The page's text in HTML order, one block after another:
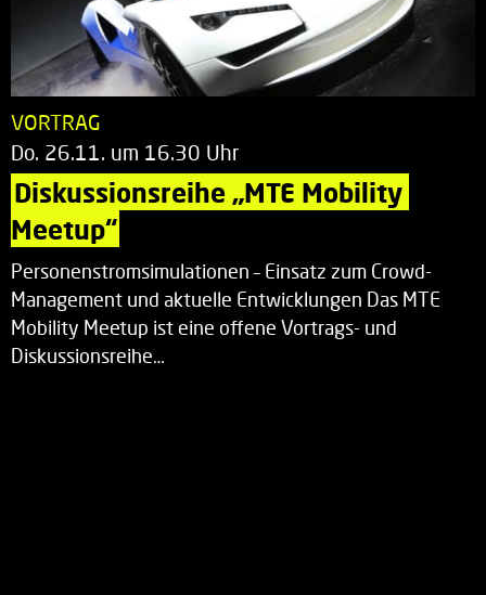
VORTRAG
Do. 26.11. um 16.30 Uhr
Diskussionsreihe „MTE Mobility
Meetup“
Personenstromsimulationen – Einsatz zum Crowd-
Management und aktuelle Entwicklungen Das MTE
Mobility Meetup ist eine offene Vortrags- und
Diskussionsreihe…